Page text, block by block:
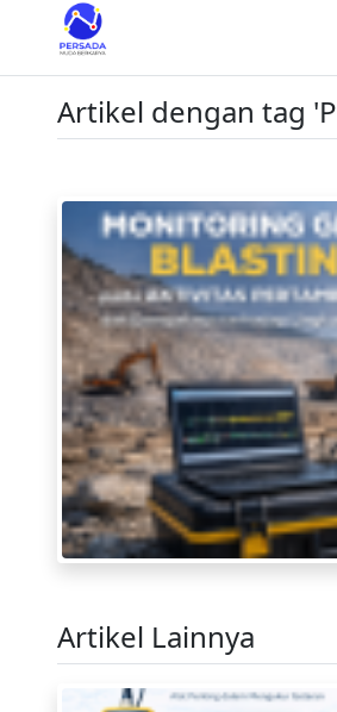
Artikel dengan tag
Artikel Lainnya